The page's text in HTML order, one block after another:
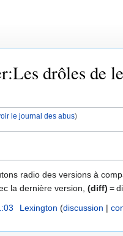
drôles de
le journal des abus)
radio des versions à
la dernière version, (diff) =
Lexington discussion